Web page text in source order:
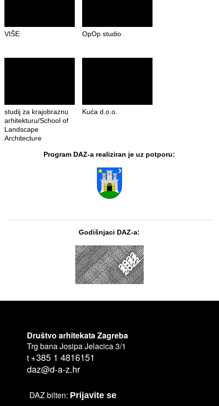
VIŠE OpOp studio
studij za krajobraznu
arhitekturu/School of
Landscape
Architecture
Kuća d.o.o.
Program DAZ-a realiziran je uz potporu:
Godišnjaci DAZ-a:
Društvo arhitekata Zagreba
Trg bana Josipa Jelacica 3/1
t +385 1 4816151
daz@d-a-z.hr
DAZ bilten: Prijavite se